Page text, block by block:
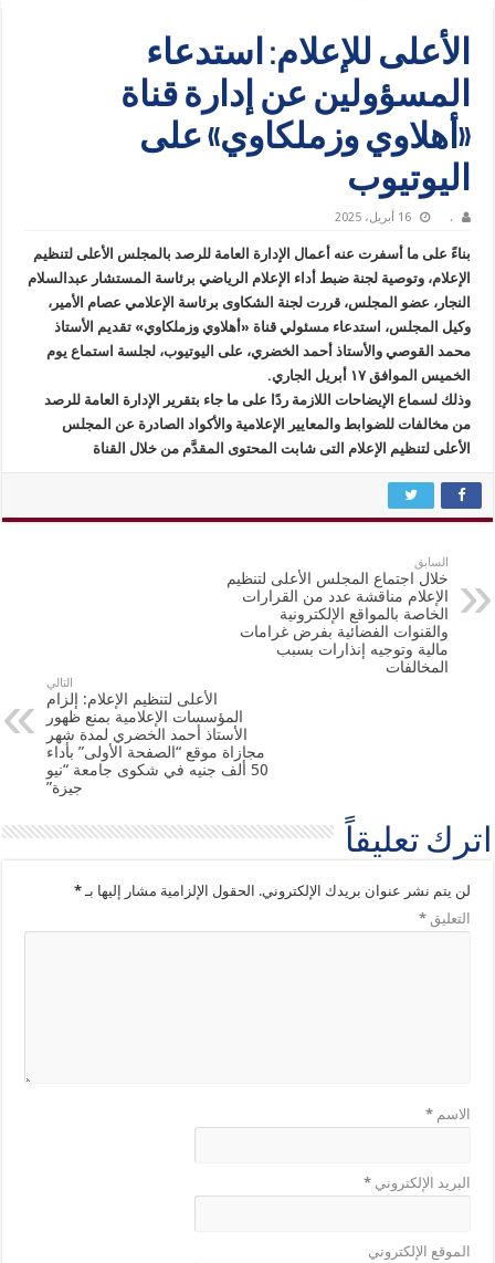
الأعلى للإعلام: استدعاء
المسؤولين عن إدارة قناة
«أهلاوي وزملكاوي» على
اليوتيوب
. 16 أبريل، 2025
بناءً على ما أسفرت عنه أعمال الإدارة العامة للرصد بالمجلس الأعلى لتنظيم
الإعلام، وتوصية لجنة ضبط أداء الإعلام الرياضي برئاسة المستشار عبدالسلام
النجار، عضو المجلس، قررت لجنة الشكاوى برئاسة الإعلامي عصام الأمير،
وكيل المجلس، استدعاء مسئولي قناة «أهلاوي وزملكاوي» تقديم الأستاذ
محمد القوصي والأستاذ أحمد الخضري، على اليوتيوب، لجلسة استماع يوم
الخميس الموافق ١٧ أبريل الجاري.
وذلك لسماع الإيضاحات اللازمة ردًا على ما جاء بتقرير الإدارة العامة للرصد
من مخالفات للضوابط والمعايير الإعلامية والأكواد الصادرة عن المجلس
الأعلى لتنظيم الإعلام التى شابت المحتوى المقدَّم من خلال القناة
السابق
خلال اجتماع المجلس الأعلى لتنظيم
الإعلام مناقشة عدد من القرارات
الخاصة بالمواقع الإلكترونية
والقنوات الفضائية بفرض غرامات
مالية وتوجيه إنذارات بسبب
المخالفات
التالي
الأعلى لتنظيم الإعلام: إلزام
المؤسسات الإعلامية بمنع ظهور
الأستاذ أحمد الخضري لمدة شهر
مجازاة موقع “الصفحة الأولى” بأداء
50 ألف جنيه في شكوى جامعة “نيو
جيزة”
اترك تعليقاً
لن يتم نشر عنوان بريدك الإلكتروني. الحقول الإلزامية مشار إليها بـ*
التعليق*
الاسم*
البريد الإلكتروني*
الموقع الإلكتروني